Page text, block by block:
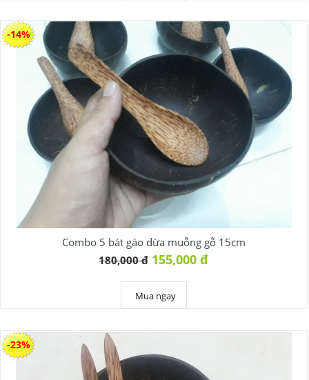
Combo 5 bát gáo dừa muỗng gỗ 15cm
180,000 đ 155,000 đ
Mua ngay
-14%
-23%